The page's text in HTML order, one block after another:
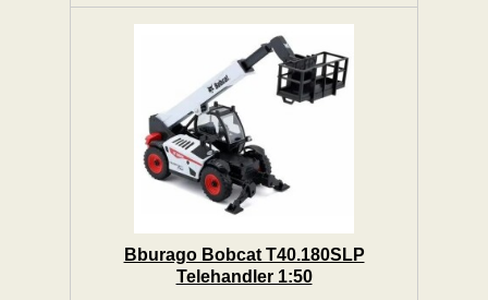
Bburago Bobcat T40.180SLP
Telehandler 1:50